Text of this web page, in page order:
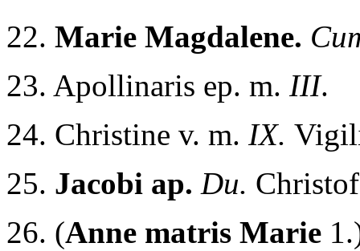
22. Marie Magdalene.
23. Apollinaris ep. m. III.
24. Christine v. m. IX.
25. Jacobi ap. Du.
26. (Anne matris Marie